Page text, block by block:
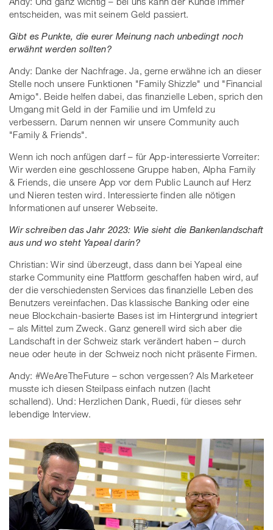
entscheiden, was mit seinem Geld passiert.
Gibt es Punkte, die eurer Meinung nach unbedingt noch
erwähnt werden sollten?
Andy: Danke der Nachfrage. Ja, gerne erwähne ich an dieser
Stelle noch unsere Funktionen "Family Shizzle" und "Financial
Amigo". Beide helfen dabei, das finanzielle Leben, sprich den
Umgang mit Geld in der Familie und im Umfeld zu
verbessern. Darum nennen wir unsere Community auch
"Family & Friends".
Wenn ich noch anfügen darf – für App-interessierte Vorreiter:
Wir werden eine geschlossene Gruppe haben, Alpha Family
& Friends, die unsere App vor dem Public Launch auf Herz
und Nieren testen wird. Interessierte finden alle nötigen
Informationen auf unserer Webseite.
Wir schreiben das Jahr 2023: Wie sieht die Bankenlandschaft
aus und wo steht Yapeal darin?
Christian: Wir sind überzeugt, dass dann bei Yapeal eine
starke Community eine Plattform geschaffen haben wird, auf
der die verschiedensten Services das finanzielle Leben des
Benutzers vereinfachen. Das klassische Banking oder eine
neue Blockchain-basierte Bases ist im Hintergrund integriert
– als Mittel zum Zweck. Ganz generell wird sich aber die
Landschaft in der Schweiz stark verändert haben – durch
neue oder heute in der Schweiz noch nicht präsente Firmen.
Andy: #WeAreTheFuture – schon vergessen? Als Marketeer
musste ich diesen Steilpass einfach nutzen (lacht
schallend). Und: Herzlichen Dank, Ruedi, für dieses sehr
lebendige Interview.